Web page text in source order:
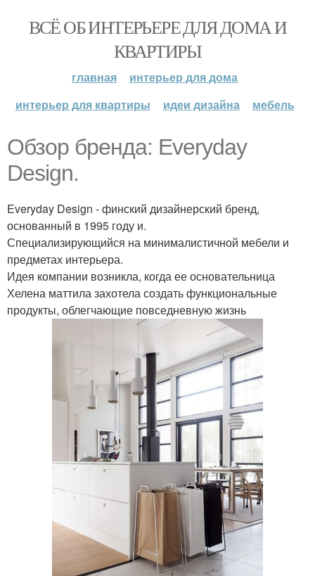
ВСЁ ОБ ИНТЕРЬЕРЕ ДЛЯ ДОМА И
КВАРТИРЫ
главная
интерьер для дома
интерьер для квартиры
идеи дизайна мебель
Обзор бренда: Everyday
Design.
Everyday Design - финский дизайнерский бренд,
основанный в 1995 году и.
Специализирующийся на минималистичной мебели и
предметах интерьера.
Идея компании возникла, когда ее основательница
Хелена маттила захотела создать функциональные
продукты, облегчающие повседневную жизнь